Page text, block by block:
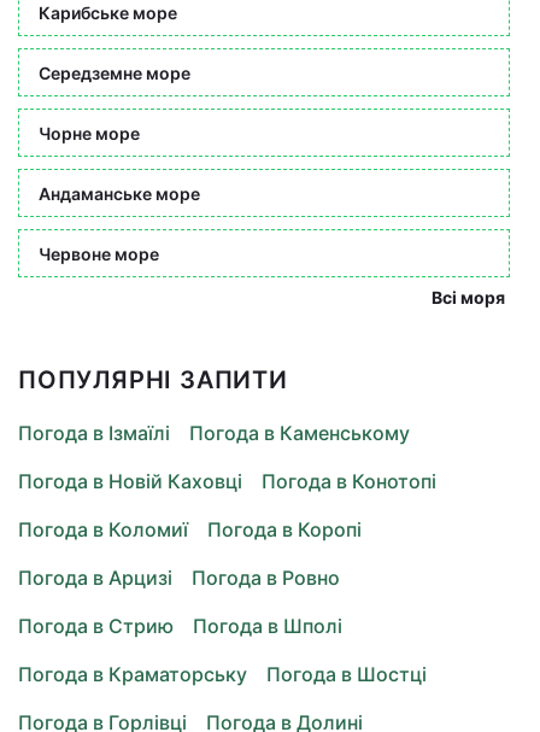
Карибське море
Середземне море
Чорне море
Андаманське море
Червоне море
Всі моря
ПОПУЛЯРНІ ЗАПИТИ
Погода в Ізмаїлі
Погода в Каменському
Погода в Новій Каховці
Погода в Конотопі
Погода в Коломиї
Погода в Коропі
Погода в Арцизі
Погода в Ровно
Погода в Стрию
Погода в Шполі
Погода в Краматорську
Погода в Шостці
Погода в Горлівці
Погода в Долині